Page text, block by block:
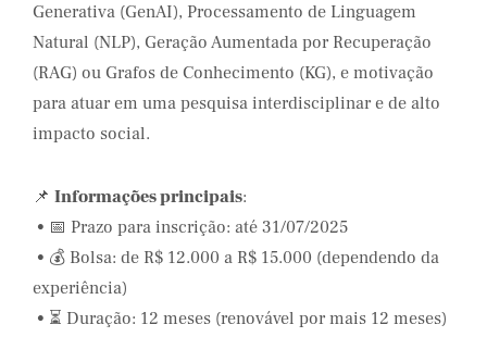
Generativa (GenAI), Processamento de Linguagem
Natural (NLP), Geração Aumentada por Recuperação
(RAG) ou Grafos de Conhecimento (KG), e motivação
para atuar em uma pesquisa interdisciplinar e de alto
impacto social.
📌 Informações principais:
• 📅 Prazo para inscrição: até 31/07/2025
• 💰 Bolsa: de R$ 12.000 a R$ 15.000 (dependendo da
experiência)
• ⏳ Duração: 12 meses (renovável por mais 12 meses)